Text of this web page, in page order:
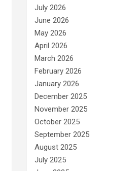
July 2026
June 2026
May 2026
April 2026
March 2026
February 2026
January 2026
December 2025
November 2025
October 2025
September 2025
August 2025
July 2025